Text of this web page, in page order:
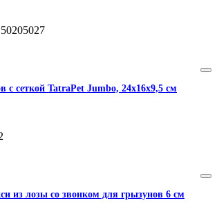
с сеткой TatraPet Jumbo, 24х16х9,5 см
из лозы со звонком для грызунов 6 см